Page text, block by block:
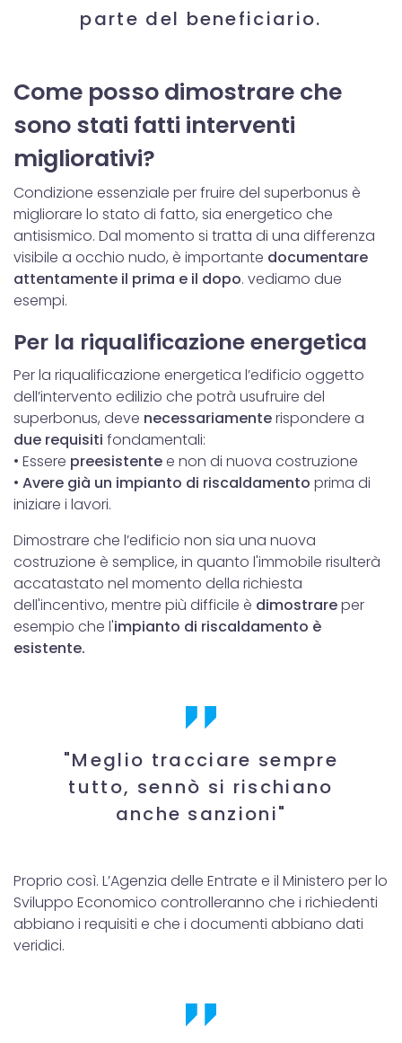
analizzare il nostro traffico. Condividiamo inoltre
informazioni sul modo in cui utilizzi il nostro sito con i
nostri partner che si occupano di analisi dei dati web,
pubblicità e social media, i quali potrebbero combinarle
raccolto dal tuo utilizzo dei loro servizi.
parte del beneficiario.
Come posso dimostrare che
sono stati fatti interventi
migliorativi?
Condizione essenziale per fruire del superbonus è
migliorare lo stato di fatto, sia energetico che
antisismico. Dal momento si tratta di una differenza
visibile a occhio nudo, è importante documentare
attentamente il prima e il dopo. vediamo due
esempi.
Per la riqualificazione energetica
Per la riqualificazione energetica l’edificio oggetto
dell’intervento edilizio che potrà usufruire del
superbonus, deve necessariamenterispondere a
due requisiti fondamentali:
• Essere preesistentee non di nuova costruzione
• Avere già un impianto di riscaldamento prima di
iniziare i lavori.
Dimostrare che l’edificio non sia una nuova
costruzione è semplice, in quanto l'immobile risulterà
accatastato nel momento della richiesta
dell'incentivo, mentre più difficile è dimostrareper
esempio che l'impianto di riscaldamento è
esistente.
"Meglio tracciare sempre
tutto, sennò si rischiano
anche sanzioni"
Proprio così. L’Agenzia delle Entrate e il Ministero per lo
Sviluppo Economico controlleranno che i richiedenti
abbiano i requisiti e che i documenti abbiano dati
veridici.